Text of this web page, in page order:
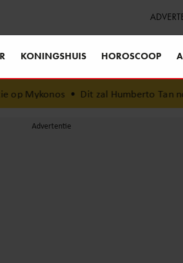
KONINGSHUIS HOROSCOOP
Mykonos•Dit zal Humberto Tan